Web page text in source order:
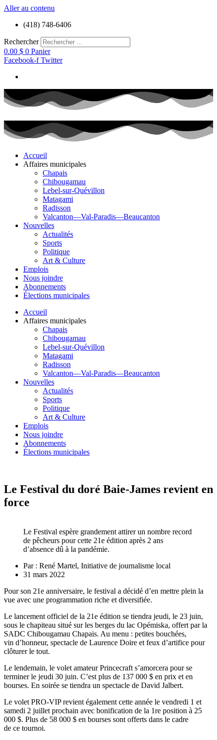
Aller au contenu
(418) 748-6406
Rechercher
0.00 $ 0 Panier
Facebook-f Twitter
Accueil
Affaires municipales
Chapais
Chibougamau
Lebel-sur-Quévillon
Matagami
Radisson
Valcanton—Val-Paradis—Beaucanton
Nouvelles
Actualités
Sports
Politique
Art & Culture
Emplois
Nous joindre
Abonnements
Élections municipales
Accueil
Affaires municipales
Chapais
Chibougamau
Lebel-sur-Quévillon
Matagami
Radisson
Valcanton—Val-Paradis—Beaucanton
Nouvelles
Actualités
Sports
Politique
Art & Culture
Emplois
Nous joindre
Abonnements
Élections municipales
Le Festival du doré Baie-James revient en
force
Le Festival espère grandement attirer un nombre record
de pêcheurs pour cette 21e édition après 2 ans
d’absence dû à la pandémie.
Par : René Martel, Initiative de journalisme local
31 mars 2022
Pour son 21e anniversaire, le festival a décidé d’en mettre plein la
vue avec une programmation riche et diversifiée.
Le lancement officiel de la 21e édition se tiendra jeudi, le 23 juin,
sous le chapiteau situé sur les berges du lac Opémiska, offert par la
SADC Chibougamau Chapais. Au menu : petites bouchées,
vin d’honneur, spectacle de Laurence Doire et feux d’artifice pour
clôturer le tout.
Le lendemain, le volet amateur Princecraft s’amorcera pour se
terminer le jeudi 30 juin. C’est plus de 137 000 $ en prix et en
bourses. En soirée se tiendra un spectacle de David Jalbert.
Le volet PRO-VIP revient également cette année le vendredi 1 et
samedi 2 juillet prochain avec bonification de la 1re position à 25
000 $. Plus de 58 000 $ en bourses sont offerts dans le cadre
de ce tournoi.